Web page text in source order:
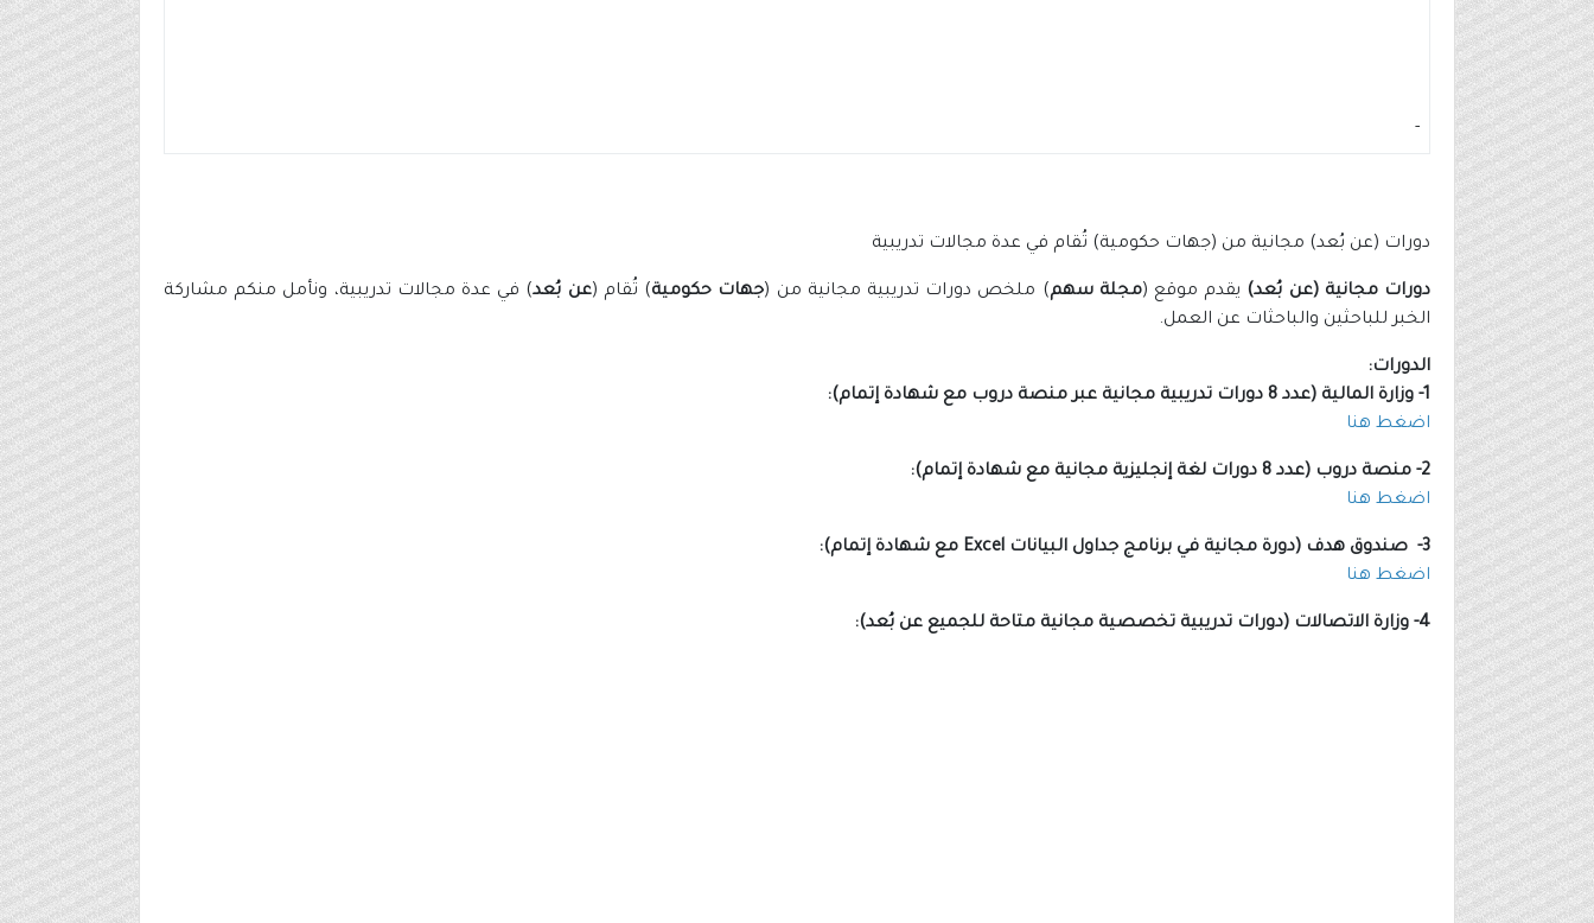
-
دورات (عن بُعد) مجانية من (جهات حكومية) تُقام في عدة مجالات تدريبية
دورات مجانية (عن بُعد) يقدم موقع (مجلة سهم) ملخص دورات تدريبية مجانية من (جهات حكومية) تُقام (عن بُعد) في عدة مجالات تدريبية، ونأمل منكم مشاركة
الخبر للباحثين والباحثات عن العمل.
الدورات:
1- وزارة المالية (عدد 8 دورات تدريبية مجانية عبر منصة دروب مع شهادة إتمام):
اضغط هنا
2- منصة دروب (عدد 8 دورات لغة إنجليزية مجانية مع شهادة إتمام):
اضغط هنا
3- صندوق هدف (دورة مجانية في برنامج جداول البيانات Excel مع شهادة إتمام):
اضغط هنا
4- وزارة الاتصالات (دورات تدريبية تخصصية مجانية متاحة للجميع عن بُعد):